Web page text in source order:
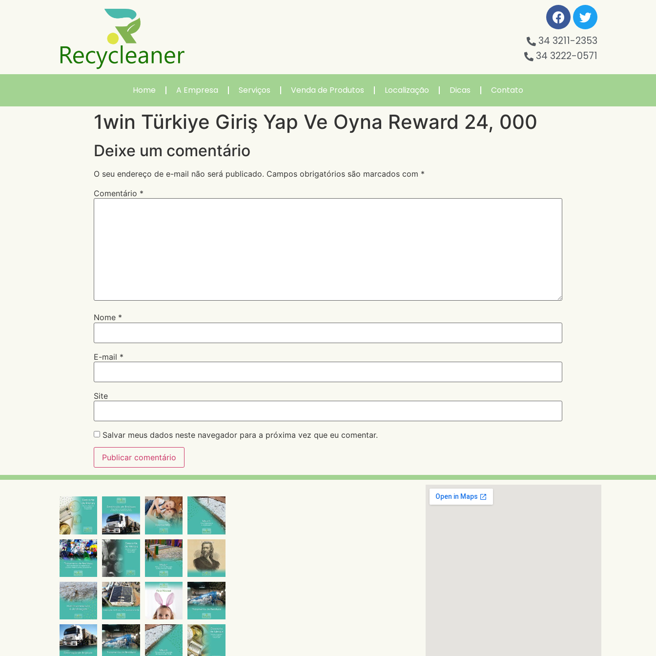
34 3211-2353
34 3222-0571
Home A Empresa Serviços Venda de Produtos Localização Dicas Contato
1win Türkiye Giriş Yap Ve Oyna Reward 24, 000
Deixe um comentário
O seu endereço de e-mail não será publicado. Campos obrigatórios são marcados com *
Comentário *
Nome *
E-mail *
Site
Salvar meus dados neste navegador para a próxima vez que eu comentar.